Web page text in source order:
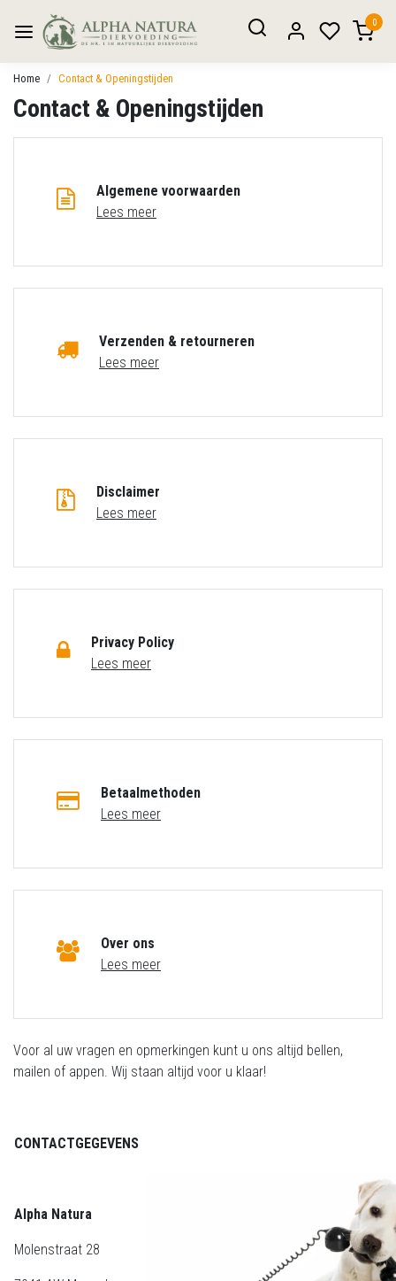
0
Home Contact & Openingstijden
Contact & Openingstijden
Algemene voorwaarden
Lees meer
Verzenden & retourneren
Lees meer
Disclaimer
Lees meer
Privacy Policy
Lees meer
Betaalmethoden
Lees meer
Over ons
Lees meer
Voor al uw vragen en opmerkingen kunt u ons altijd bellen,
mailen of appen. Wij staan altijd voor u klaar!
CONTACTGEGEVENS
Alpha Natura
Molenstraat 28